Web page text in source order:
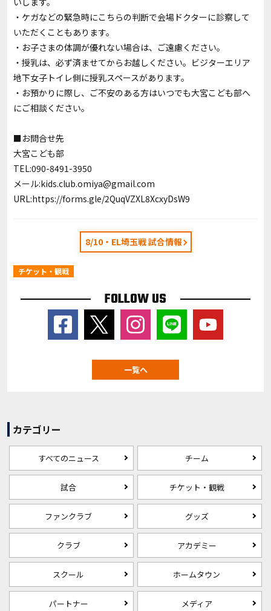
・ケガなどの緊急時にこちらの判断で会場ドクターに診察して
いただくこともあります。
・お⼦さまの体調が優れない場合は、ご遠慮ください。
・授乳は、必ず済ませてからお越しください。ビジターエリア
地下⼥⼦トイレ側に授乳スペースがあります。
・お預かりに際し、ご不安のある⽅はいつでも⼤宮こども部へ
にご相談ください。
■お問合せ先
⼤宮こども部
TEL:090-8491-3950
メール:kids.club.omiya@gmail.com
URL:https://forms.gle/2QuqVZXL8XcxyDsW9
8/10・EL埼玉戦 試合情報
チケット・観戦
FOLLOW US
一覧へ
カテゴリー
すべてのニュース チーム
試合 チケット・観戦
ファンクラブ グッズ
クラブ アカデミー
スクール ホームタウン
パートナー メディア